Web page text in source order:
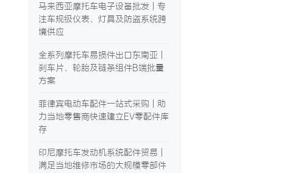
马来西亚摩托车电子设备批发 | 专
注车规级仪表、灯具及防盗系统跨
境供应
全系列摩托车易损件出口东南亚 |
刹车片、轮胎及链条组件B端批量
方案
菲律宾电动车配件一站式采购 | 助
力当地零售商快速建立EV零配件库
存
印尼摩托车发动机系统配件贸易 |
满足当地维修市场的大规模零部件